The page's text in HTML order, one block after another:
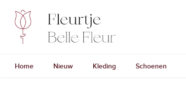
Home Nieuw Kleding Schoenen